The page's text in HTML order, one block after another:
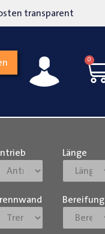
transparent
0
Länge
Bereifung